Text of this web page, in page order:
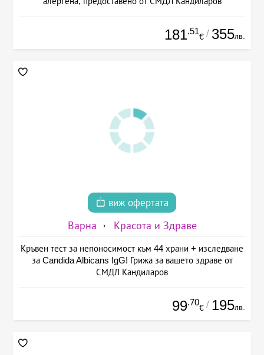
181.51
€ / 355лв.
виж офертата
Варна Красота и Здраве
Кръвен тест за непоносимост към 44 храни + изследване
за Candida Albicans IgG! Грижа за вашето здраве от
СМДЛ Кандиларов
99.70
€ / 195лв.